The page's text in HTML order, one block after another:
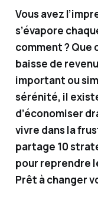
Vous avez
s’évapore
comment ? Que
baisse de
important ou
sérénité, il
d’économiser
vivre dans la
partage 10
pour reprendre
Prêt à changer
conseill
er en
investi
sseme
nts
financi
ers, je
vous
partag
e des
solutio